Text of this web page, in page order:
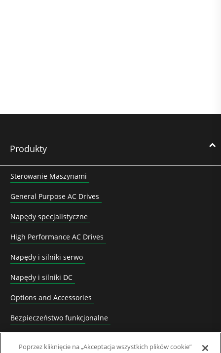
Produkty
Sterowanie Maszynami
General Purpose AC Drives
Napędy specjalistyczne
High Performance AC Drives
Napędy i silniki serwo
Napędy i silniki DC
Options and Accessories
Bezpieczeństwo funkcjonalne
Poprzez kliknięcie na „Akceptacja wszystkich plików cookie”